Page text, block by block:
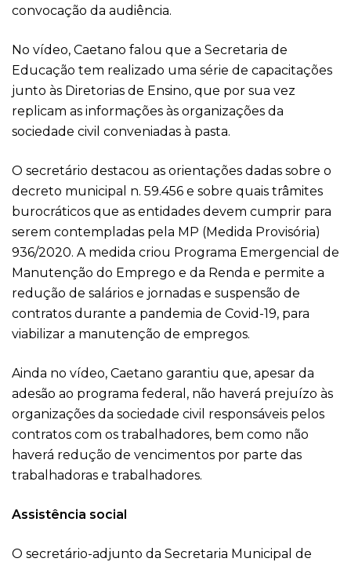
convocação da audiência.
No vídeo, Caetano falou que a Secretaria de
Educação tem realizado uma série de capacitações
junto às Diretorias de Ensino, que por sua vez
replicam as informações às organizações da
sociedade civil conveniadas à pasta.
O secretário destacou as orientações dadas sobre o
decreto municipal n. 59.456 e sobre quais trâmites
burocráticos que as entidades devem cumprir para
serem contempladas pela MP (Medida Provisória)
936/2020. A medida criou Programa Emergencial de
Manutenção do Emprego e da Renda e permite a
redução de salários e jornadas e suspensão de
contratos durante a pandemia de Covid-19, para
viabilizar a manutenção de empregos.
Ainda no vídeo, Caetano garantiu que, apesar da
adesão ao programa federal, não haverá prejuízo às
organizações da sociedade civil responsáveis pelos
contratos com os trabalhadores, bem como não
haverá redução de vencimentos por parte das
trabalhadoras e trabalhadores.
Assistência social
O secretário-adjunto da Secretaria Municipal de